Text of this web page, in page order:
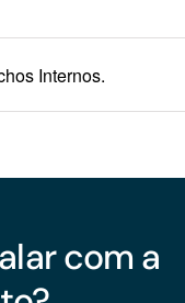
Internos.
com a